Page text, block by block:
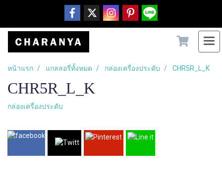
หน้าแรก แกลลอรี่ทั้งหมด กล่องเครื่องประดับ CHR5R_L_K
CHR5R_L_K
กล่องเครื่องประดับ